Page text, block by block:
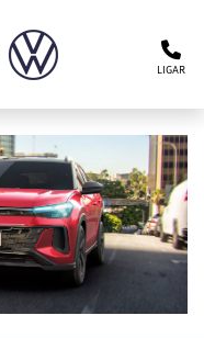
LIGAR